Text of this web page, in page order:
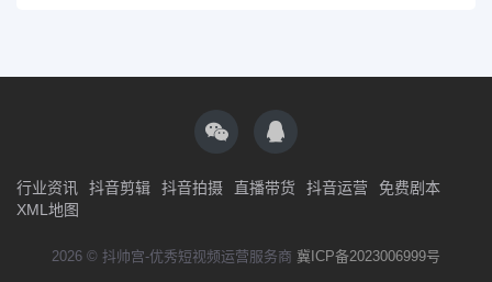
行业资讯 抖音剪辑 抖音拍摄 直播带货 抖音运营
免费剧本
XML地图
2026 © 抖帅宫-优秀短视频运营服务商 冀ICP备2023006999号